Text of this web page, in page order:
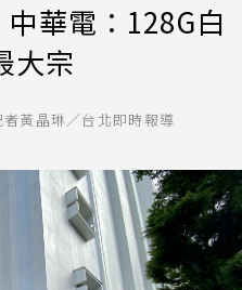
華電：128G白
大宗
黃晶琳／台北即時報導